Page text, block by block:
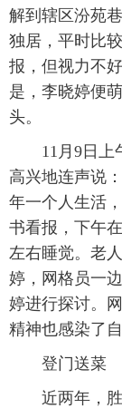
解到辖区汾苑
独居，平时比
报，但视力不
是，李晓婷便
头。
11月9日上午
高兴地连声说
年一个人生活
书看报，下午
左右睡觉。老
婷，网格员一
婷进行探讨。
精神也感染了
登门送菜
近两年，胜